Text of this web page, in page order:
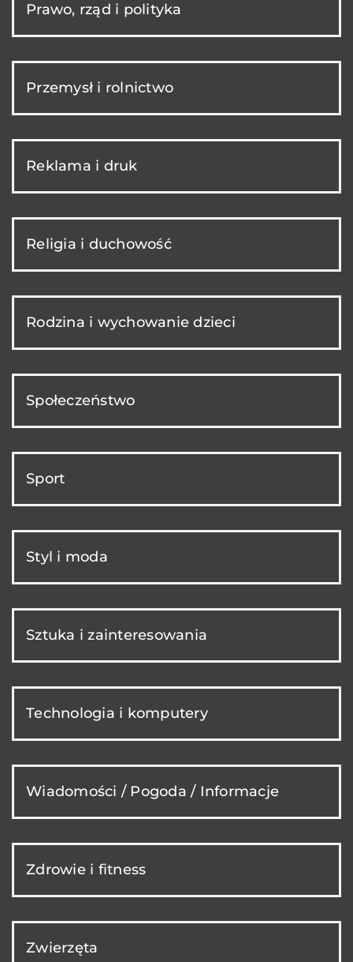
Prawo, rząd i polityka
Przemysł i rolnictwo
Reklama i druk
Religia i duchowość
Rodzina i wychowanie dzieci
Społeczeństwo
Sport
Styl i moda
Sztuka i zainteresowania
Technologia i komputery
Wiadomości / Pogoda / Informacje
Zdrowie i fitness
Zwierzęta